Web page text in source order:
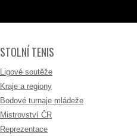
STOLNÍ TENIS
Ligové soutěže
Kraje a regiony
Bodové turnaje mládeže
Mistrovství ČR
Reprezentace